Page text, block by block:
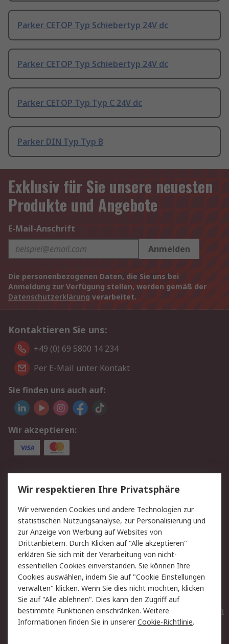
Parker CETOP Typ Schiebertyp 24V dc
Parker CETOP Typ Schiebertyp 24V dc
Parker CETOP Typ Typ C 24V dc
Parker DIN Typ Typ B
Exklusiv für Sie unsere neuesten
Produkte und Angebote
E-Mail-Anschrift
Anmelden
Die personenbezogenen Daten, die Sie uns bei
Anmeldung zur Verfügung stellen, werden gemäß der
Datenschutzerklärung verarbeitet.
Kontaktieren Sie uns:
+49 (0) 69 5800 14 234
Per E-Mail unter Kontakt
Sie finden uns auch auf:
Wir akzeptieren:
Service
Value Added Services
Lieferlösungen
Rücksendungen
Kontakt
Hilfe
Privatkunden
Rechtliches
AGB
Datenschutz
Cookie-Richtlinie
Zahlungsbedingungen
Copyright/Impressum
Entsorgung
Elektrogeräte/Batterien
Wir respektieren Ihre Privatsphäre
Wir verwenden Cookies und andere Technologien zur
statistischen Nutzungsanalyse, zur Personalisierung und
zur Anzeige von Werbung auf Websites von
Drittanbietern. Durch Klicken auf "Alle akzeptieren"
erklären Sie sich mit der Verarbeitung von nicht-
essentiellen Cookies einverstanden. Sie können Ihre
Cookies auswählen, indem Sie auf "Cookie Einstellungen
verwalten" klicken. Wenn Sie dies nicht möchten, klicken
Sie auf "Alle ablehnen". Dies kann den Zugriff auf
bestimmte Funktionen einschränken. Weitere
Informationen finden Sie in unsererCookie-Richtlinie.